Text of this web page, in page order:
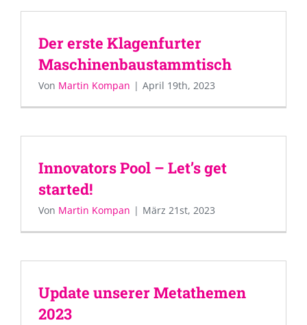
Der erste Klagenfurter
Maschinenbaustammtisch
Von Martin Kompan | April 19th, 2023
Innovators Pool – Let’s get
started!
Von Martin Kompan | März 21st, 2023
Update unserer Metathemen
2023